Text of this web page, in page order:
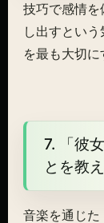
技巧で感情
し出すとい
を最も大切に
7. 「彼
とを教
音楽を通じた